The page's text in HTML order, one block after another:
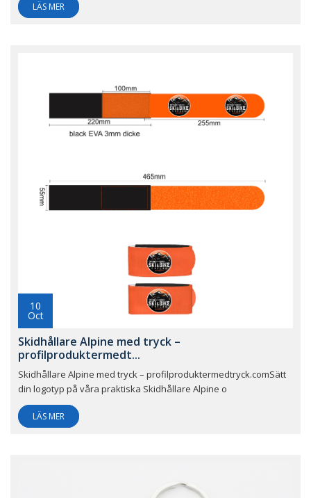
LÄS MER
10
Oct
Skidhållare Alpine med tryck –
profilproduktermedt...
Skidhållare Alpine med tryck – profilproduktermedtryck.comSätt
din logotyp på våra praktiska Skidhållare Alpine o
LÄS MER